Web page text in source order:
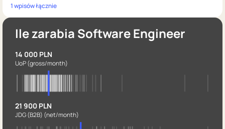
1 wpisów łącznie
Ile zarabia Software Engineer
14 000 PLN
UoP(gross/month)
21 900 PLN
JDG (B2B) (net/month)